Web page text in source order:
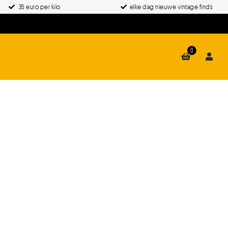
35 euro per kilo elke dag nieuwe vintage finds
0